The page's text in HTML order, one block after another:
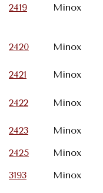
2419 Minox
2420
Minox
2421
Minox
2422
Minox
2423
Minox
2425
Minox
3193
Minox